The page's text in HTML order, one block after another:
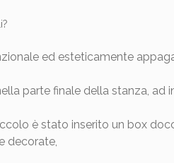
ed esteticamente
parte finale della stanza,
è stato inserito un box
decorate,